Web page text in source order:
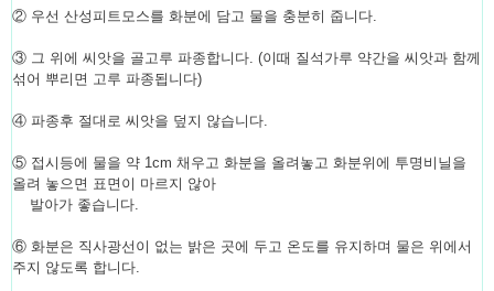
② 우선 산성피트모스를 화분에 담고 물을 충분히 줍니다.
③ 그 위에 씨앗을 골고루 파종합니다. (이때 질석가루 약간을 씨앗과 함께
섞어 뿌리면 고루 파종됩니다)
④ 파종후 절대로 씨앗을 덮지 않습니다.
⑤ 접시등에 물을 약 1cm 채우고 화분을 올려놓고 화분위에 투명비닐을
올려 놓으면 표면이 마르지 않아
발아가 좋습니다.
⑥ 화분은 직사광선이 없는 밝은 곳에 두고 온도를 유지하며 물은 위에서
주지 않도록 합니다.